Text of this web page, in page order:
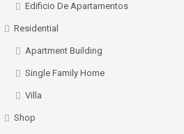
Edificio De Apartamentos
Residential
Apartment Building
Single Family Home
Villa
Shop